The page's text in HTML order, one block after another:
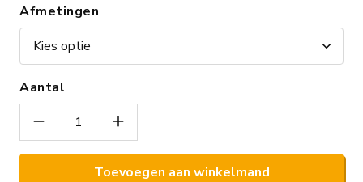
Afmetingen
Aantal
Toevoegen aan winkelmand